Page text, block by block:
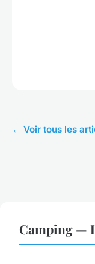
← Voir tous les
Camping —